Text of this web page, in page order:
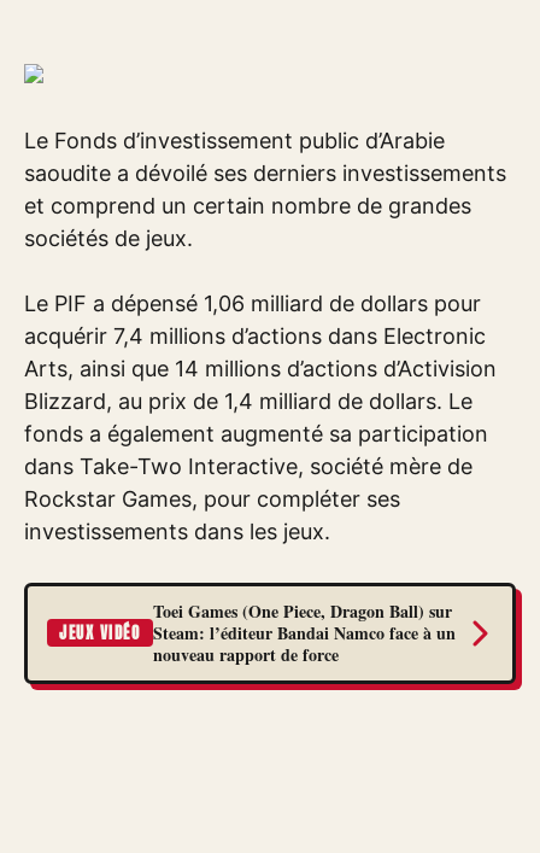
Le Fonds d’investissement public d’Arabie
saoudite a dévoilé ses derniers investissements
et comprend un certain nombre de grandes
sociétés de jeux.
Le PIF a dépensé 1,06 milliard de dollars pour
acquérir 7,4 millions d’actions dans Electronic
Arts, ainsi que 14 millions d’actions d’Activision
Blizzard, au prix de 1,4 milliard de dollars. Le
fonds a également augmenté sa participation
dans Take-Two Interactive, société mère de
Rockstar Games, pour compléter ses
investissements dans les jeux.
JEUX VIDÉO
Toei Games (One Piece, Dragon Ball) sur
Steam: l’éditeur Bandai Namco face à un
nouveau rapport de force